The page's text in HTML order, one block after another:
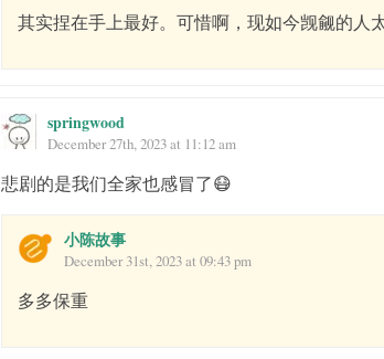
其实捏在手上最好。可惜啊，现如今觊觎的人
springwood
December 27th, 2023 at 11:12 am
悲剧的是我们全家也感冒了😷
小陈故事
December 31st, 2023 at 09:43 pm
多多保重